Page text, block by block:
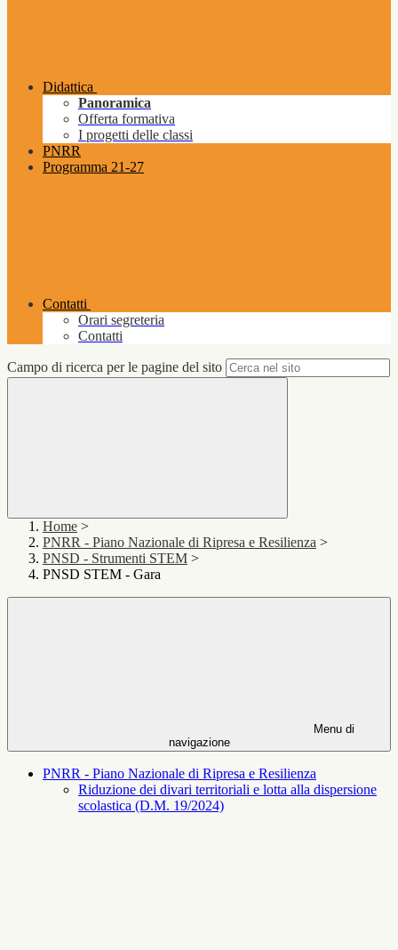
Didattica
Panoramica
Offerta formativa
I progetti delle classi
PNRR
Programma 21-27
Contatti
Orari segreteria
Contatti
Campo di ricerca per le pagine del sito
Home >
PNRR - Piano Nazionale di Ripresa e Resilienza >
PNSD - Strumenti STEM >
PNSD STEM - Gara
Menu di
navigazione
PNRR - Piano Nazionale di Ripresa e Resilienza
Riduzione dei divari territoriali e lotta alla dispersione
scolastica (D.M. 19/2024)